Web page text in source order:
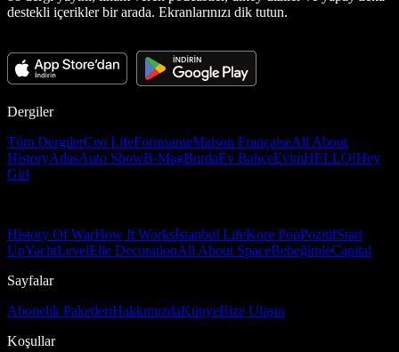
destekli içerikler bir arada. Ekranlarınızı dik tutun.
Dergiler
Tüm DergilerCeo LifeFormsanteMaison FrançaiseAll About
HistoryAtlasAuto ShowB-MagBurdaEv BahçeEvimHELLO!Hey
Girl
History Of WarHow It Worksİstanbul LifeKore PopPozitifStart
UpYachtLevelElle DecorationAll About SpaceBebeğimleCapital
Sayfalar
Abonelik PaketleriHakkımızdaKünyeBize Ulaşın
Koşullar